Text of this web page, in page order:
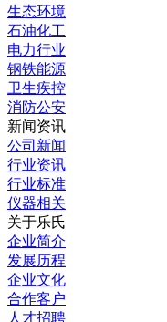
生态环境
石油化工
电力行业
钢铁能源
卫生疾控
消防公安
新闻资讯
公司新闻
行业资讯
行业标准
仪器相关
关于乐氏
企业简介
发展历程
企业文化
合作客户
人才招聘